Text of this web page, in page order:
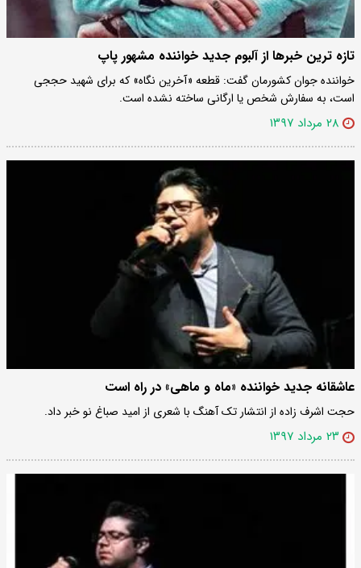
تازه ترین خبرها از آلبوم جدید خواننده مشهور پاپ
خواننده جوان کشورمان گفت: قطعه «آخرین نگاه» که برای شهید حججی
است، به سفارش شخص یا ارگانی ساخته نشده است.
۲۸ مرداد ۱۳۹۷
عاشقانه جدید خواننده «ماه و ماهی» در راه است
حجت اشرف زاده از انتشار تک آهنگ با شعری از امید صباغ نو خبر داد.
۲۳ مرداد ۱۳۹۷